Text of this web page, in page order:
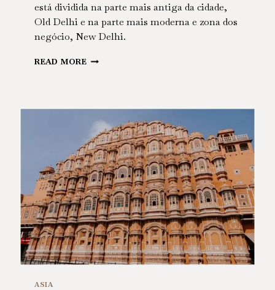
está dividida na parte mais antiga da cidade,
Old Delhi e na parte mais moderna e zona dos
negócio, New Delhi.
READ MORE INDIA
ASIA